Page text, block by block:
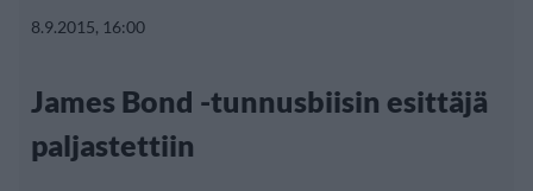
8.9.2015, 16:00
James Bond -tunnusbiisin esittäjä
paljastettiin